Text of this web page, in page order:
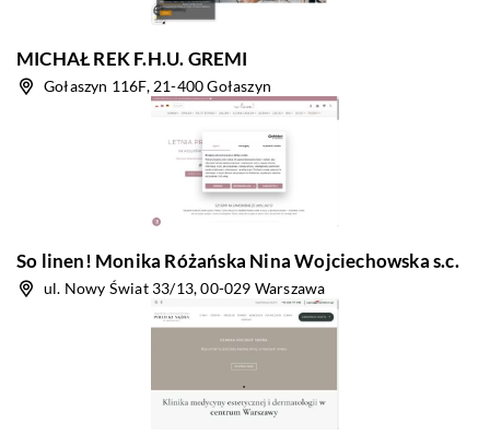
MICHAŁ REK F.H.U. GREMI
Gołaszyn 116F, 21-400 Gołaszyn
So linen! Monika Różańska Nina Wojciechowska s.c.
ul. Nowy Świat 33/13, 00-029 Warszawa